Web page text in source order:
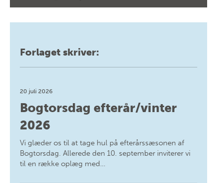
Forlaget skriver:
20 juli 2026
Bogtorsdag efterår/vinter
2026
Vi glæder os til at tage hul på efterårssæsonen af
Bogtorsdag. Allerede den 10. september inviterer vi
til en række oplæg med…